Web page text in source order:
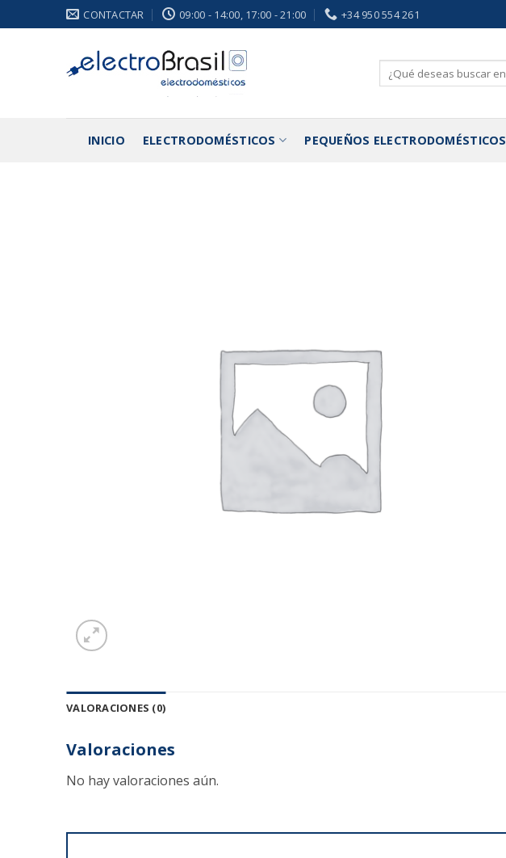
al
CONTACTAR 09:00 - 14:00, 17:00 - 21:00 +34 950 554 261
Buscar
por:
INICIO ELECTRODOMÉSTICOS PEQUEÑOS ELECTRODOMÉSTICOS
VALORACIONES (0)
Valoraciones
No hay valoraciones aún.